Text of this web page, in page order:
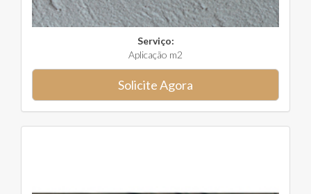
Serviço:
Aplicação m2
Solicite Agora